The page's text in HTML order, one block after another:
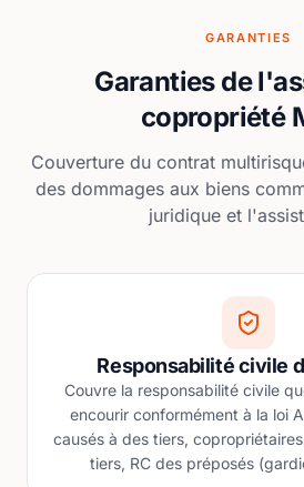
GARANTIES
Garanties de
copropriété
Couverture du contrat
des dommages aux biens
juridique et
Responsabilité civile
Couvre la responsabilité civile
encourir conformément à la loi
causés à des tiers,
tiers, RC des préposés